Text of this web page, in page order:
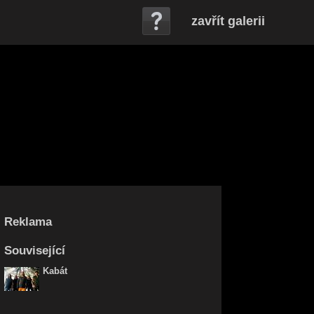
zavřít galerii
Reklama
Související
Kabát